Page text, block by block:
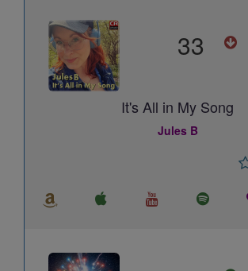
33
It's All in My Song
Jules B